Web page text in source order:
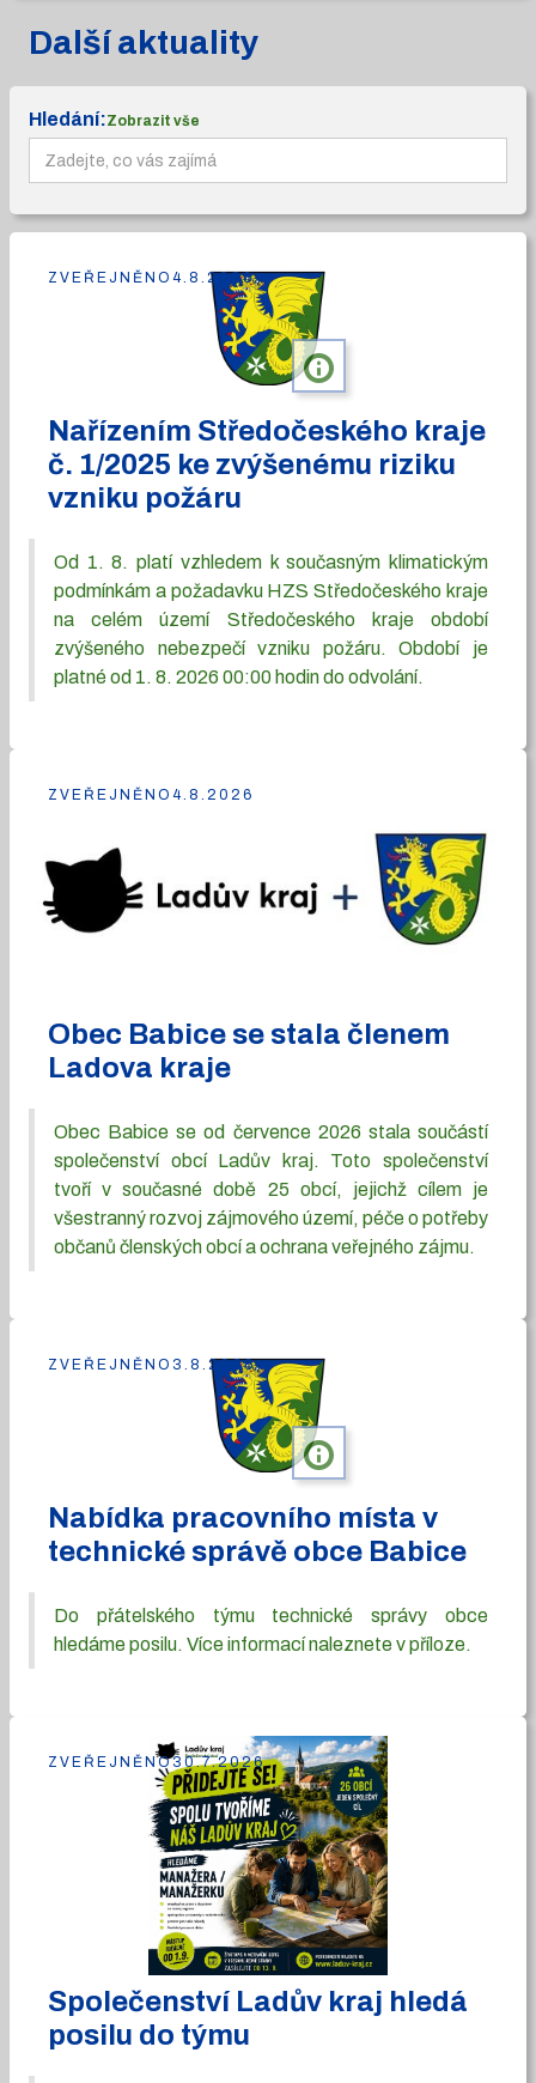
Další aktuality
Hledání:Zobrazit vše
info
Nařízením Středočeského kraje
č. 1/2025 ke zvýšenému riziku
vzniku požáru
Od 1. 8. platí vzhledem k současným klimatickým
podmínkám a požadavku HZS Středočeského kraje
na celém území Středočeského kraje období
zvýšeného nebezpečí vzniku požáru. Období je
platné od 1. 8. 2026 00:00 hodin do odvolání.
ZVEŘEJNĚNO 4.8.2026
Obec Babice se stala členem
Ladova kraje
Obec Babice se od července 2026 stala součástí
společenství obcí Ladův kraj. Toto společenství
tvoří v současné době 25 obcí, jejichž cílem je
všestranný rozvoj zájmového území, péče o potřeby
občanů členských obcí a ochrana veřejného zájmu.
ZVEŘEJNĚNO 4.8.2026
info
Nabídka pracovního místa v
technické správě obce Babice
Do přátelského týmu technické správy obce
hledáme posilu. Více informací naleznete v příloze.
ZVEŘEJNĚNO 3.8.2026
Společenství Ladův kraj hledá
posilu do týmu
ZVEŘEJNĚNO30.7.2026